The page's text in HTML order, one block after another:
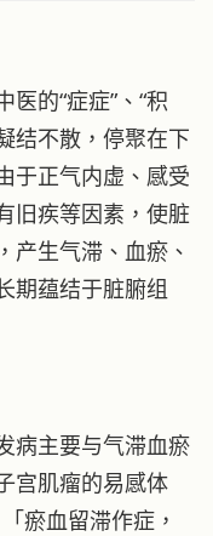
的“症症”、“积
结不散，停聚在下
于正气内虚、感受
旧疾等因素，使脏
产生气滞、血瘀、
期蕴结于脏腑组
病主要与气滞血瘀
宫肌瘤的易感体
瘀血留滞作症，